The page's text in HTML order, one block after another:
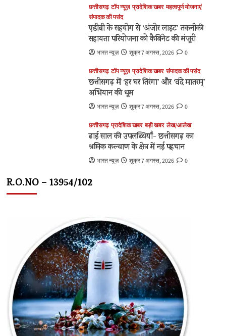
छत्तीसगढ़ टॉप न्यूज़ प्रादेशिक खबर महत्वपूर्ण योजनाएं
संपादक की पसंद
एडीबी के सहयोग से ‘अंजोर लाइट’ तकनीकी
सहायता परियोजना को कैबिनेट की मंजूरी
भारत न्यूज़ शुक्र 7 अगस्त, 2026 0
छत्तीसगढ़ टॉप न्यूज़ प्रादेशिक खबर संपादक की पसंद
छत्तीसगढ़ में ‘हर घर तिरंगा’ और ‘वंदे मातरम्’
अभियान की धूम
भारत न्यूज़ शुक्र 7 अगस्त, 2026 0
छत्तीसगढ़ प्रादेशिक खबर बड़ी खबर लेख/आलेख
ढाई साल की उपलब्धियाँ- छत्तीसगढ़ का
श्रमिक कल्याण के क्षेत्र में नई पहचान
भारत न्यूज़ शुक्र 7 अगस्त, 2026 0
R.O.NO – 13954/102